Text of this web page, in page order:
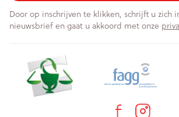
Door op inschrijven te klikken, schrijft u zich
nieuwsbrief en gaat u akkoord met onze